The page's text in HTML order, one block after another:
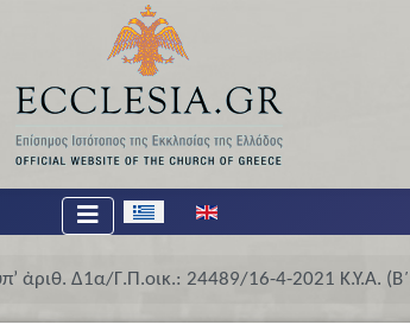
Επιλέξτε τη γλώσσα σας
ἀριθ. Δ1α/Γ.Π.οικ.: 24489/16-4-2021 Κ.Υ.Α.